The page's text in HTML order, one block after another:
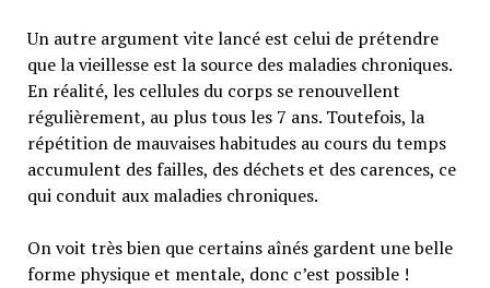
Un autre argument vite lancé est celui de prétendre
que la vieillesse est la source des maladies chroniques.
En réalité, les cellules du corps se renouvellent
régulièrement, au plus tous les 7 ans. Toutefois, la
répétition de mauvaises habitudes au cours du temps
accumulent des failles, des déchets et des carences, ce
qui conduit aux maladies chroniques.
On voit très bien que certains aînés gardent une belle
forme physique et mentale, donc c’est possible !